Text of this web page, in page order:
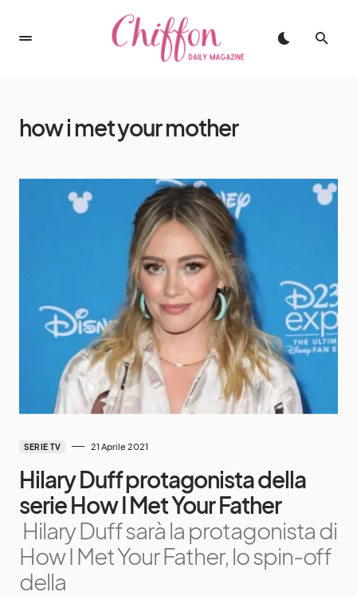
how i met your mother
SERIE TV 21 Aprile 2021
Hilary Duff protagonista della
serie How I Met Your Father
Hilary Duff sarà la protagonista di
How I Met Your Father, lo spin-off
della